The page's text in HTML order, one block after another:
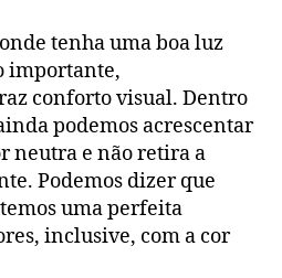
tenha uma boa luz
importante,
conforto visual. Dentro
podemos acrescentar
neutra e não retira a
Podemos dizer que
uma perfeita
inclusive, com a cor